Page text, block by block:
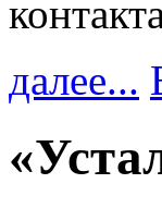
далее...